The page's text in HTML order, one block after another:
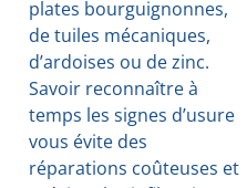
plates bourguignonnes,
de tuiles mécaniques,
d’ardoises ou de zinc.
Savoir reconnaître à
temps les signes d’usure
vous évite des
réparations coûteuses et